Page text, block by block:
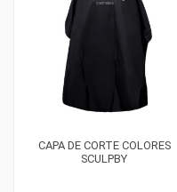
CAPA DE CORTE COLORES
SCULPBY